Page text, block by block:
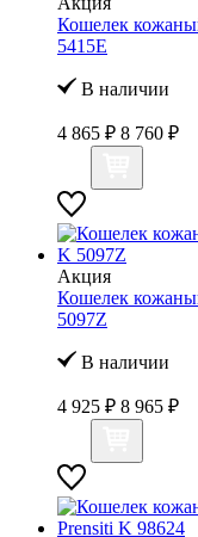
Кошелек
5415Е
В наличии
4 865 ₽ 8 760 ₽
Акция
Кошелек
5097Z
В наличии
4 925 ₽ 8 965 ₽